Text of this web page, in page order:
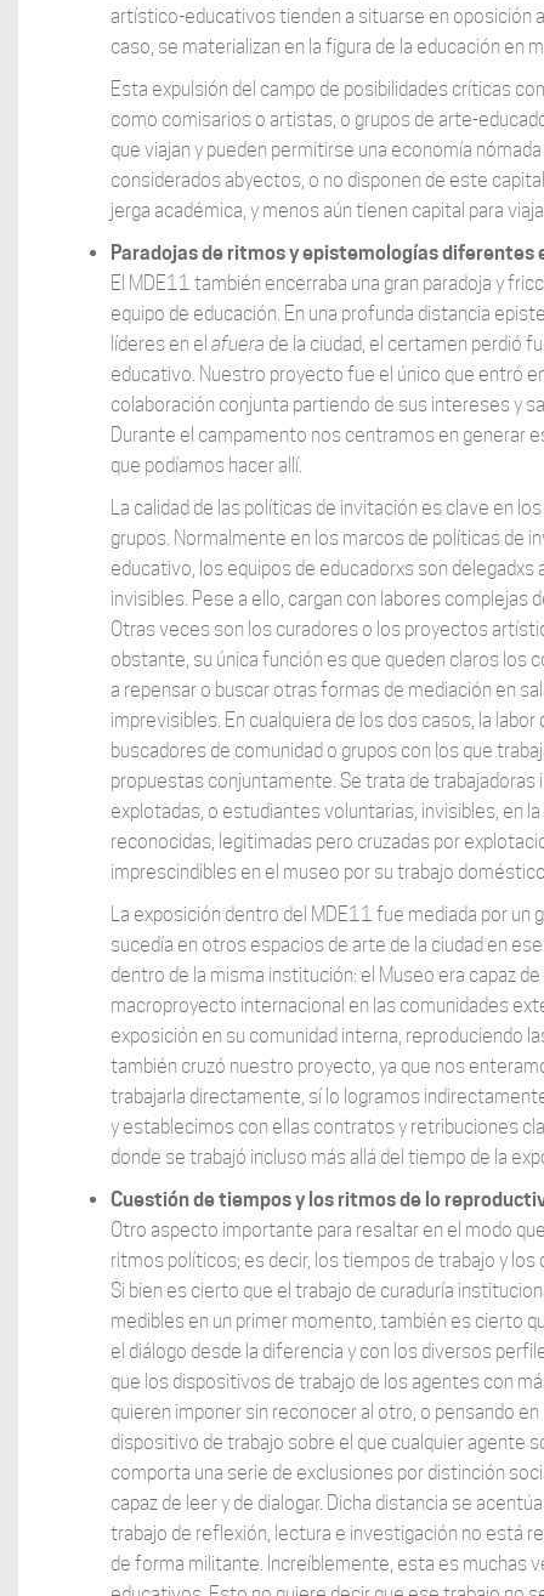
artístico-educativos tienden a situarse en oposición
caso, se materializan en la figura de la educación en
Esta expulsión del campo de posibilidades críticas
como comisarios o artistas, o grupos de arte-
que viajan y pueden permitirse una economía
considerados abyectos, o no disponen de este
jerga académica, y menos aún tienen capital para
Paradojas de ritmos y epistemologías diferentes
El MDE11 también encerraba una gran paradoja y
equipo de educación. En una profunda distancia
líderes en el afuera de la ciudad, el certamen perdió
educativo. Nuestro proyecto fue el único que entró
colaboración conjunta partiendo de sus intereses y
Durante el campamento nos centramos en generar
que podíamos hacer allí.
La calidad de las políticas de invitación es clave en
grupos. Normalmente en los marcos de políticas de
educativo, los equipos de educadorxs son
invisibles. Pese a ello, cargan con labores
Otras veces son los curadores o los proyectos
obstante, su única función es que queden claros los
a repensar o buscar otras formas de mediación en
imprevisibles. En cualquiera de los dos casos, la
buscadores de comunidad o grupos con los que
propuestas conjuntamente. Se trata de trabajadoras
explotadas, o estudiantes voluntarias, invisibles, en
reconocidas, legitimadas pero cruzadas por
imprescindibles en el museo por su trabajo
La exposición dentro del MDE11 fue mediada por un
sucedía en otros espacios de arte de la ciudad en
dentro de la misma institución: el Museo era capaz
macroproyecto internacional en las comunidades
exposición en su comunidad interna, reproduciendo
también cruzó nuestro proyecto, ya que nos
trabajarla directamente, sí lo logramos
y establecimos con ellas contratos y retribuciones
donde se trabajó incluso más allá del tiempo de la
Cuestión de tiempos y los ritmos de lo
Otro aspecto importante para resaltar en el modo
ritmos políticos; es decir, los tiempos de trabajo y
Si bien es cierto que el trabajo de curaduría
medibles en un primer momento, también es cierto
el diálogo desde la diferencia y con los diversos
que los dispositivos de trabajo de los agentes con
quieren imponer sin reconocer al otro, o pensando
dispositivo de trabajo sobre el que cualquier agente
comporta una serie de exclusiones por distinción
capaz de leer y de dialogar. Dicha distancia se
trabajo de reflexión, lectura e investigación no está
de forma militante. Increíblemente, esta es muchas